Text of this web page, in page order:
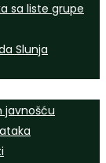
sa liste grupe
Slunja
javnošću